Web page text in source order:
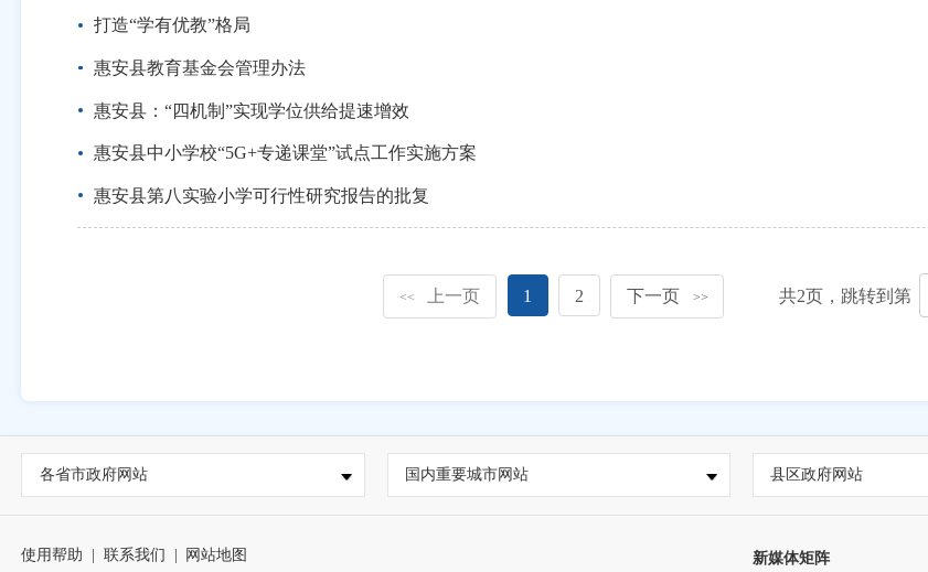
打造“学有优教”格局
惠安县教育基金会管理办法
惠安县：“四机制”实现学位供给提速增效
惠安县中小学校“5G+专递课堂”试点工作实施方案
惠安县第八实验小学可行性研究报告的批复
<< 上一页 1 2 下一页 >> 共2页，跳转到第
各省市政府网站 国内重要城市网站 县区政府网站
使用帮助 联系我们 网站地图 新媒体矩阵